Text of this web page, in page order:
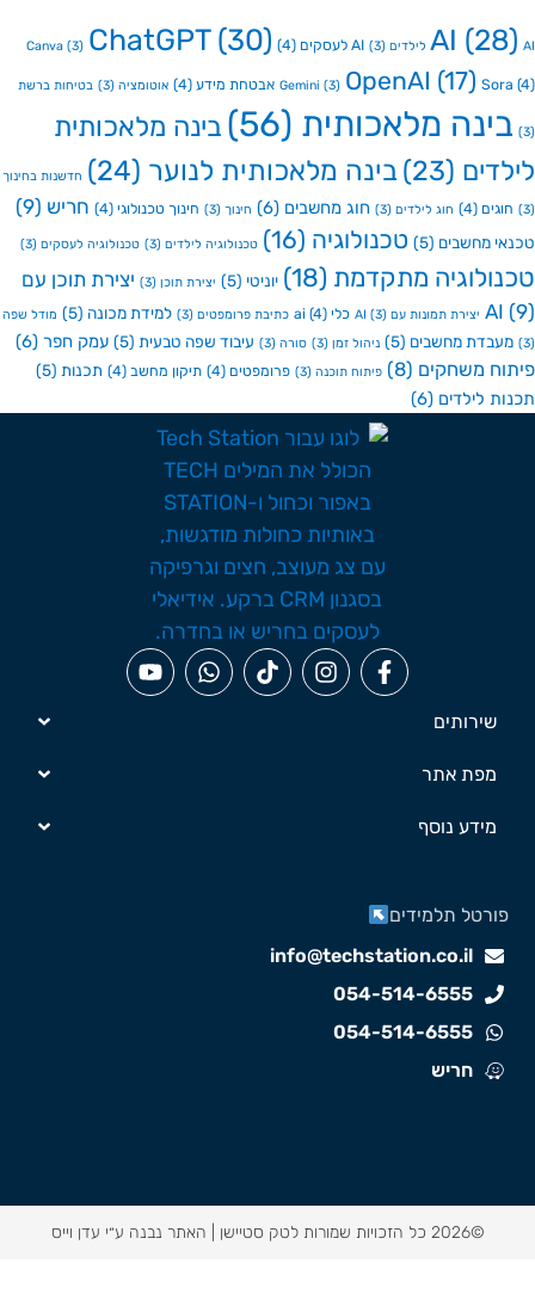
AI
(3) AI לעסקים (4)
Canva(3) ChatGPT(30)
Gemini(3) OpenAI(17) אבטחת מידע (4) אוטומציה(3) בטיחות ברשת
מלאכותית(56)
בינה מלאכותית
(23) בינה מלאכותית לנוער(24) חדשנות בחינוך
(4) חוג לילדים(3) חוג מחשבים(6) חינוך (3) חינוך טכנולוגי(4) חריש(9)
מחשבים(5) טכנולוגיה(16) טכנולוגיה לילדים(3) טכנולוגיה לעסקים(3)
מתקדמת(18) יוניטי (5) יצירת תוכן(3)
יצירת תוכן עם
AI יצירת תמונות עם AI(3) כלי ai(4) כתיבת פרומפטים(3) למידת מכונה(5) מודל שפה
מחשבים(5) ניהול זמן(3) סורה (3) עיבוד שפה טבעית(5) עמק חפר (6)
משחקים(8) פיתוח תוכנה (3) פרומפטים(4) תיקון מחשב(4) תכנות(5)
לילדים(6)
שירותים
מפת אתר
מידע נוסף
info@techstation.co.il
054-514-6555
054-514-6555
חריש
תלמידים
האתר נבנה ע״י עדן וייס